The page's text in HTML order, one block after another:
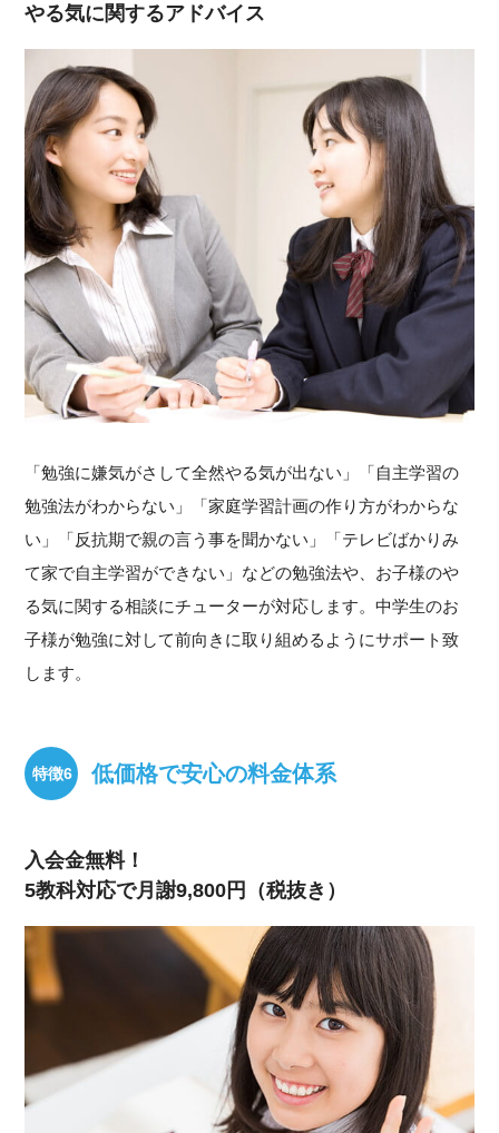
やる気に関するアドバイス
「勉強に嫌気がさして全然やる気が出ない」「自主学習の
勉強法がわからない」「家庭学習計画の作り方がわからな
い」「反抗期で親の言う事を聞かない」「テレビばかりみ
て家で自主学習ができない」などの勉強法や、お子様のや
る気に関する相談にチューターが対応します。中学生のお
子様が勉強に対して前向きに取り組めるようにサポート致
します。
低価格で安心の料金体系
入会金無料！
5教科対応で月謝9,800円（税抜き）